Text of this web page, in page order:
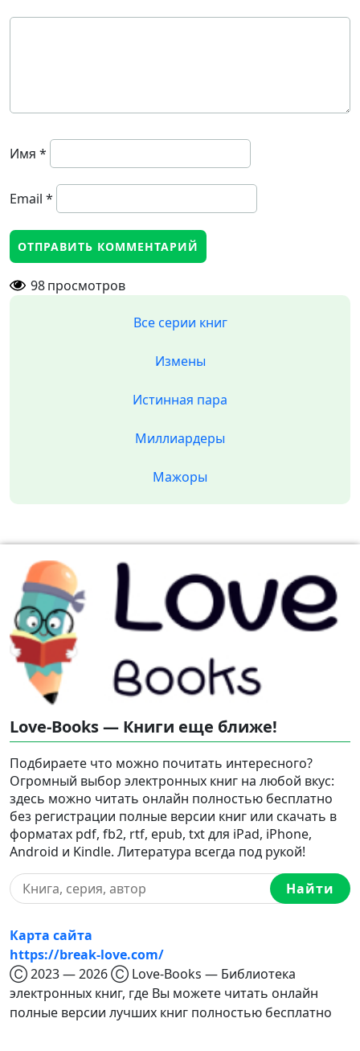
Имя *
Email *
98просмотров
Все серии книг
Измены
Истинная пара
Миллиардеры
Мажоры
Love-Books — Книги еще ближе!
Подбираете что можно почитать интересного?
Огромный выбор электронных книг на любой вкус:
здесь можно читать онлайн полностью бесплатно
без регистрации полные версии книг или скачать в
форматах pdf, fb2, rtf, epub, txt для iPad, iPhone,
Android и Kindle. Литература всегда под рукой!
Найти
Карта сайта
https://break-love.com/
Ⓒ 2023 — 2026 Ⓒ Love-Books — Библиотека
электронных книг, где Вы можете читать онлайн
полные версии лучших книг полностью бесплатно